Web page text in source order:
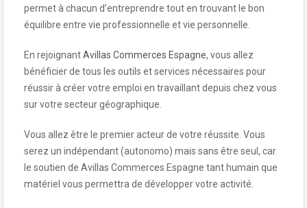
permet à chacun d’entreprendre tout en trouvant le bon
équilibre entre vie professionnelle et vie personnelle.
En rejoignantAvillas Commerces Espagne, vous allez
bénéficier de tous les outils et services nécessaires pour
réussir à créer votre emploi en travaillant depuis chez vous
sur votre secteur géographique.
Vous allez être le premier acteur de votre réussite. Vous
serez un indépendant (autonomo) mais sans être seul, car
le soutien de Avillas Commerces Espagne tant humain que
matériel vous permettra de développer votre activité.